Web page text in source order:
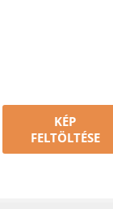
KÉP
FELTÖLTÉSE